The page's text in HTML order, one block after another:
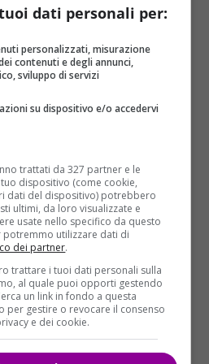
Bax non cammina solo sul
il binario sbagliato.
e attaccabrighe, ha preso un
e una di queste lo ha
anni. Ora Bax è fuori e
gli importa cosa dovrà fare
Ma non ha fatto i
dati personali per:
personalizzati, misurazione
contenuti e degli annunci,
sviluppo di servizi
su dispositivo e/o accedervi
trattati da 327 partner e le
dispositivo (come cookie,
dati del dispositivo) potrebbero
ultimi, da loro visualizzate e
usate nello specifico da questo
utilizzare dati di
dei partner.
trattare i tuoi dati personali sulla
al quale puoi opporti gestendo
un link in fondo a questa
per gestire o revocare il consenso
e dei cookie.